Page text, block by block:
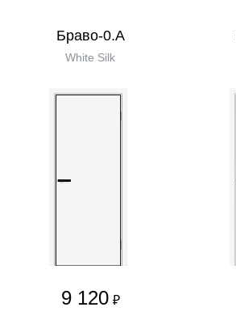
Браво-0.А
White Silk
9 120 ₽